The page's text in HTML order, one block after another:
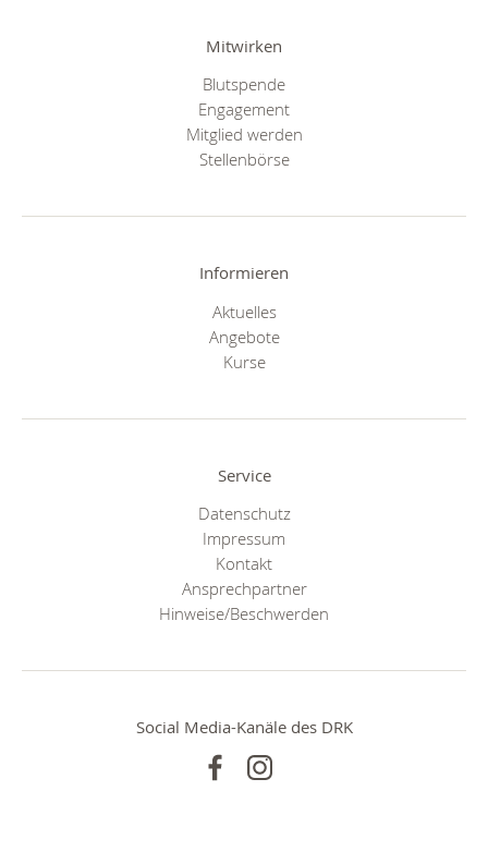
Mitwirken
Blutspende
Engagement
Mitglied werden
Stellenbörse
Informieren
Aktuelles
Angebote
Kurse
Service
Datenschutz
Impressum
Kontakt
Ansprechpartner
Hinweise/Beschwerden
Social Media-Kanäle des DRK